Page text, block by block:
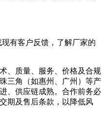
有客户反馈，了解厂家的
、质量、服务、价格及合规
三角（如惠州、广州）等产
、供应链成熟。合作前务必
期及售后条款，以降低风